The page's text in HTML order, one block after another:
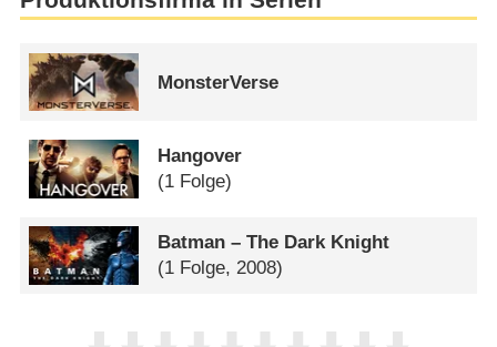
MonsterVerse
Hangover
(1 Folge)
Batman – The Dark Knight
(1 Folge, 2008)